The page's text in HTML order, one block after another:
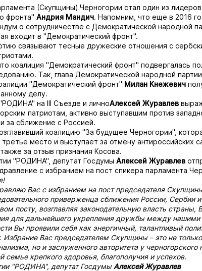
(Скупщины) Черногории стал один из лидеров
фронта" Андрия Мандич. Напомним, что еще в 2016
о сотрудничестве с Демократической народной
входит в "Демократический фронт".
связывают тесные дружеские отношения с
коалиция "Демократический фронт" подвергалась
Так, глава Демократической народной
"Демократический фронт" Милан Кнежевич
делу.
"РОДИНА" на III Съезде и личноАлексей Журавлев
патриотам, активно выступавшим против
за сближение с Россией.
коалицию "За будущее Черногории",
место и выступает за отмену антироссийских
за отзыв признания Косова.
"РОДИНА", депутат Госдумы Алексей Журавлев
с избранием на пост спикера парламента
Вас с избранием на пост председателя
приверженца сближения России, Сербии
посту, возглавляя законодательную власть страны,
для дальнейшего укрепления дружбы между
Вы проявили себя как энергичный, талантливый
Избрание Вас председателем Скупщины – это не
но и заслуженного авторитета у черногорского
крепкого здоровья, благополучия и успехов.
"РОДИНА", депутат Госдумы Алексей Журавлев